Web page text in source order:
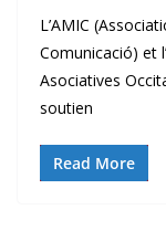
L’AMIC
Comunicació) et
Asociatives
soutien
Read More